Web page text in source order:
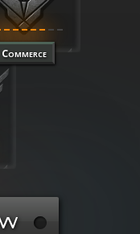
Commerce